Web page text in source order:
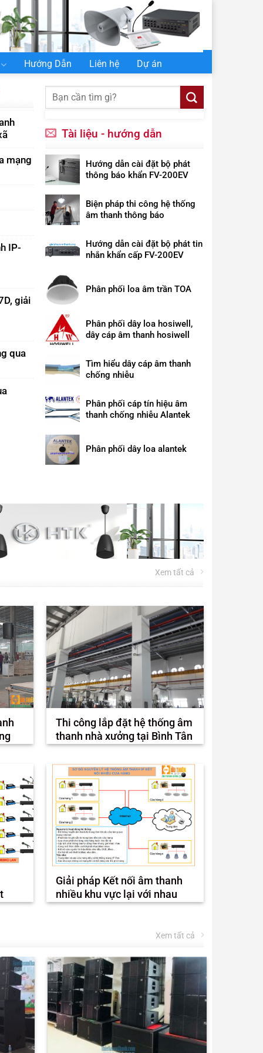
Hướng Dẫn Liên hệ Dự án
Âm Thanh Thông Báo Công
thống âm thanh thông báo công cộng. Bạn đang cần tìm
THIỆU DỊCH VỤ BẢO TRÌ HỆ THỐNG ÂM THANH
mạng
IP-
giải
qua
Tài liệu - hướng dẫn
Hướng dẫn cài đặt bộ phát
thông báo khẩn FV-200EV
Biện pháp thi công hệ thống
âm thanh thông báo
Hướng dẫn cài đặt bộ phát tin
nhắn khẩn cấp FV-200EV
Phân phối loa âm trần TOA
Phân phối dây loa hosiwell,
dây cáp âm thanh hosiwell
Tìm hiểu dây cáp âm thanh
chống nhiễu
Phân phối cáp tín hiệu âm
thanh chống nhiễu Alantek
Phân phối dây loa alantek
Xem tất cả
Thi công lắp đặt hệ thống âm
thanh nhà xưởng tại Bình Tân
Giải pháp Kết nối âm thanh
nhiều khu vực lại với nhau
Xem tất cả